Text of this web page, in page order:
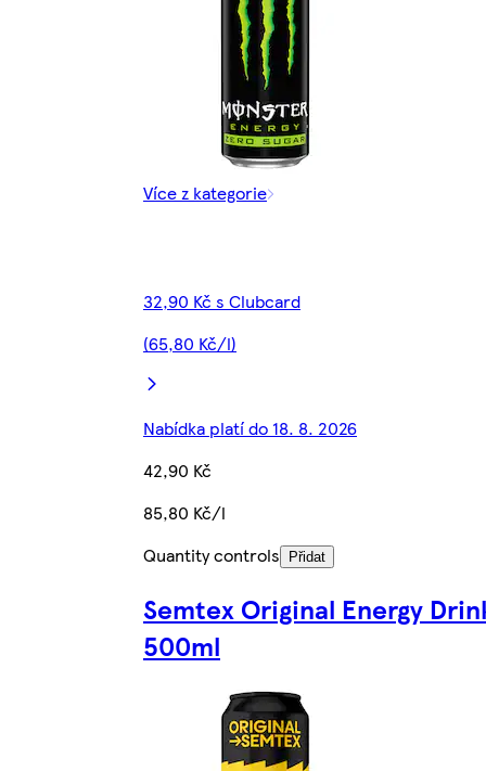
Více z kategorie
32,90 Kč s Clubcard
(65,80 Kč/l)
Nabídka platí do 18. 8. 2026
42,90 Kč
85,80 Kč/l
Quantity controls
Přidat
Semtex Original Energy
500ml